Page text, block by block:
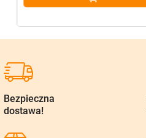
Bezpieczna
dostawa!